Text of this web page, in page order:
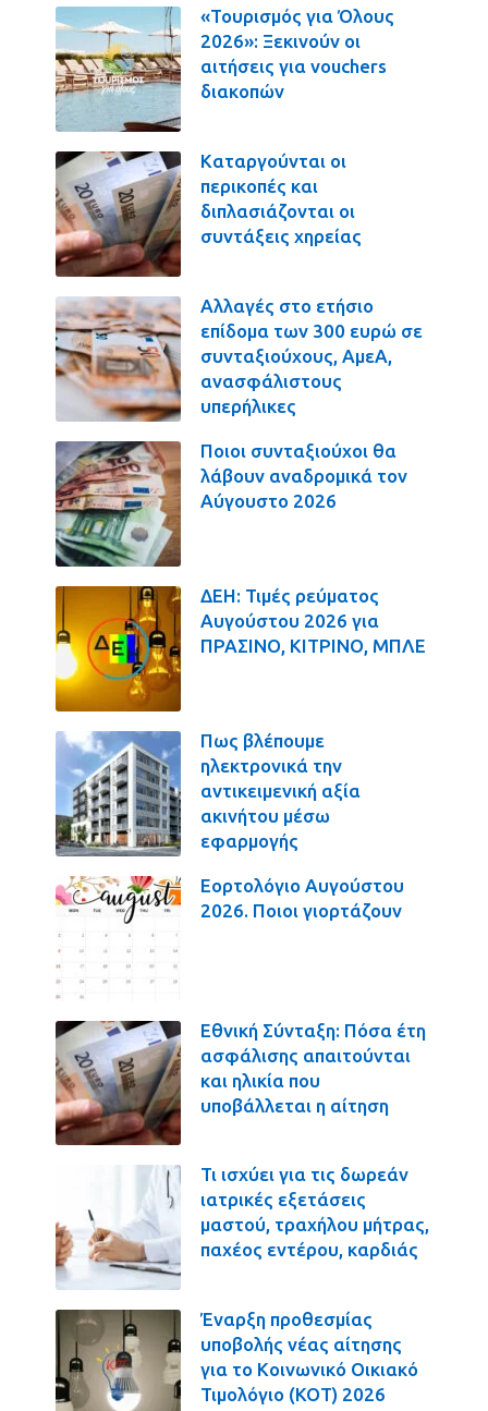
«Τουρισμός για Όλους
2026»: Ξεκινούν οι
αιτήσεις για vouchers
διακοπών
Καταργούνται οι
περικοπές και
διπλασιάζονται οι
συντάξεις χηρείας
Αλλαγές στο ετήσιο
επίδομα των 300 ευρώ σε
συνταξιούχους, ΑμεΑ,
ανασφάλιστους
υπερήλικες
Ποιοι συνταξιούχοι θα
λάβουν αναδρομικά τον
Αύγουστο 2026
ΔΕΗ: Τιμές ρεύματος
Αυγούστου 2026 για
ΠΡΑΣΙΝΟ, ΚΙΤΡΙΝΟ, ΜΠΛΕ
Πως βλέπουμε
ηλεκτρονικά την
αντικειμενική αξία
ακινήτου μέσω
εφαρμογής
Εορτολόγιο Αυγούστου
2026. Ποιοι γιορτάζουν
Εθνική Σύνταξη: Πόσα έτη
ασφάλισης απαιτούνται
και ηλικία που
υποβάλλεται η αίτηση
Τι ισχύει για τις δωρεάν
ιατρικές εξετάσεις
μαστού, τραχήλου μήτρας,
παχέος εντέρου, καρδιάς
Έναρξη προθεσμίας
υποβολής νέας αίτησης
για το Κοινωνικό Οικιακό
Τιμολόγιο (ΚΟΤ) 2026